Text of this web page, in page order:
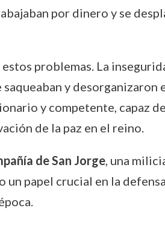
por dinero y se
problemas. La
y
y competente, capaz
de la paz en el reino.
de San Jorge, una
papel crucial en la